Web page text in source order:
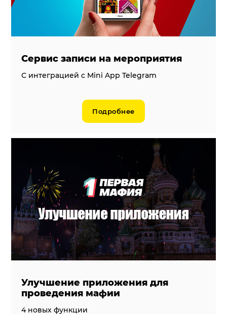
Cервис записи на мероприятия
С интеграцией c Mini App Telegram
Подробнее
Улучшение приложения для
проведения мафии
4 новых функции